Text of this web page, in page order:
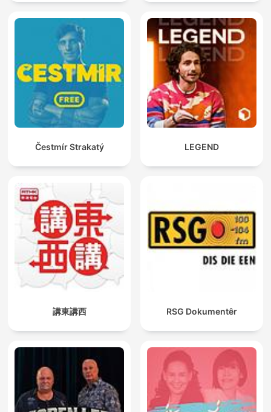
Čestmír Strakatý LEGEND
講東講西 RSG Dokumentêr